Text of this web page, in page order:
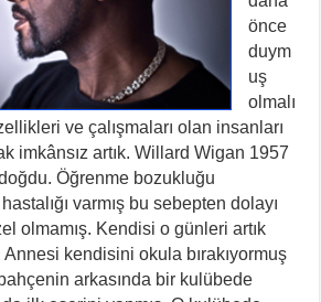
önce
duym
uş
olmalı
ve çalışmaları olan insanları
imkânsız artık. Willard Wigan 1957
Öğrenme bozukluğu
varmış bu sebepten dolayı
olmamış. Kendisi o günleri artık
Annesi kendisini okula bırakıyormuş
arkasında bir kulübede